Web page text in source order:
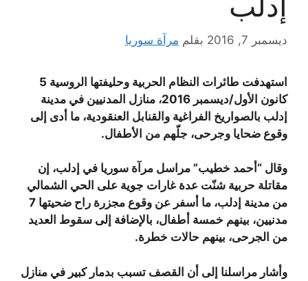
ديسمبر 7, 2016 بقلم مرآة سوريا
استهدفت طائرات النظام الحربية وحليفتها الروسية 5
كانون الأول/ديسمبر 2016، منازل المدنيين في مدينة
إدلب بالصواريخ الفراغية والقنابل العنقودية، ما أدى إلى
وقوع ضحايا وجرحى، جلّهم من الأطفال.
وقال “أحمد خطيب” مراسل مرآة سوريا في إدلب، إن
مقاتلة حربية شنّت عدة غارات جوية على الحي الشمالي
من مدينة إدلب، ما أسفر عن وقوع مجزرة راح ضحيتها 7
مدنيين، بينهم خمسة أطفال، بالإضافة إلى سقوط العديد
من الجرحى، بينهم حالات خطرة.
وأشار مراسلنا إلى أن القصف تسبب بدمار كبير في منازل